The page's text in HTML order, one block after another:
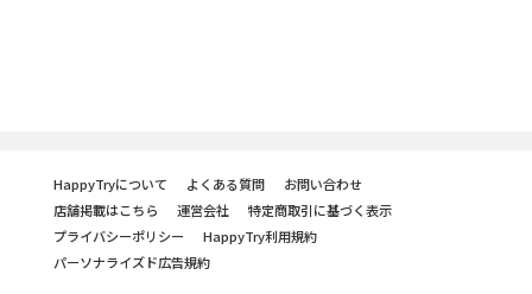
HappyTryについて よくある質問
お問い合わせ
店舗掲載はこちら
運営会社
特定商取引に基づく表示
プライバシーポリシー
HappyTry利用規約
パーソナライズド広告規約